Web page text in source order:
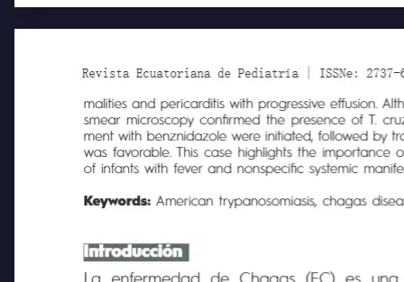
malities and pericarditis with progressive effusion.
smear microscopy confirmed the presence of T.
ment with benznidazole were initiated, followed by
was favorable. This case highlights the importance of
of infants with fever and nonspecific systemic
Keywords: American trypanosomiasis, chagas
Introducción